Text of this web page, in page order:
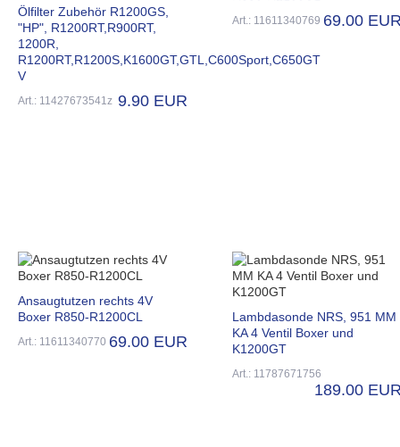
Ölfilter Zubehör R1200GS,
"HP", R1200RT,R900RT,
1200R,
R1200RT,R1200S,K1600GT,GTL,C600Sport,C650GT
V
Art.: 11427673541z 9.90 EUR
Art.: 11611340769 69.00
Ansaugtutzen rechts 4V
Boxer R850-R1200CL
Art.: 11611340770 69.00 EUR
Lambdasonde NRS, 951 MM
KA 4 Ventil Boxer und
K1200GT
Art.: 11787671756
189.00